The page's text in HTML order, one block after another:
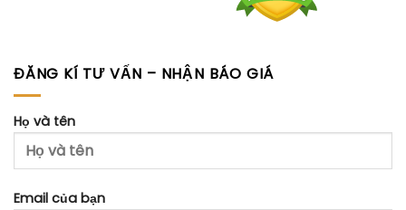
ĐĂNG KÍ TƯ VẤN – NHẬN BÁO GIÁ
Họ và tên
Email của bạn